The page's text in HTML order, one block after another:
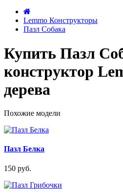
Lemmo Конструкторы
Пазл Собака
Купить Пазл
конструктор
дерева
Похожие модели
Пазл Белка
150 руб.